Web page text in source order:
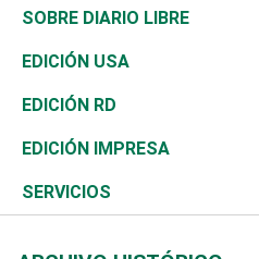
José Boquete
Reportajes
Asia
África
Ocenanía
Caribe
Resto del mundo
Consumo
Vivienda
Telecom.
Global y variable
Economía personal
Belleza
Buena Vida
Sociales
Novedades
Podcast Arte Libre
Golf
Ciclismo
Tenis
Olimpismo
Más deportes
De buena tinta
En Directo
El Espía
Noticiero Poteleche
Columnistas
Clima
Tecnología
Historia
Martes de tecnología
Cambio climático
Mundo
Economía
Revista
Deportes
Opinión
SOBRE DIARIO LIBRE
EDICIÓN USA
EDICIÓN RD
EDICIÓN IMPRESA
SERVICIOS